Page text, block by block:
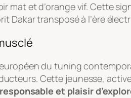
mat et d’orange vif. Cette
Dakar transposé à l’ère
du tuning
Cette jeunesse,
et plaisir